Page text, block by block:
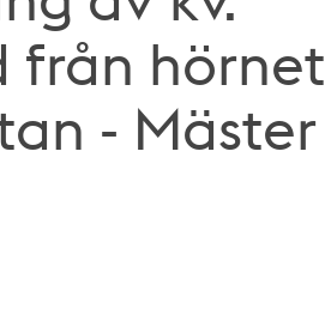
från hörnet
- Mäster